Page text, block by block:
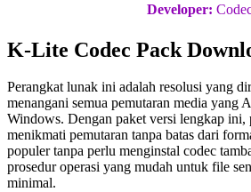
Developer:
K-Lite Codec Pack
Perangkat lunak ini adalah resolusi yang
menangani semua pemutaran media yang
Windows. Dengan paket versi lengkap ini,
menikmati pemutaran tanpa batas dari
populer tanpa perlu menginstal codec
prosedur operasi yang mudah untuk file
minimal.